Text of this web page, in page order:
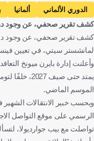
الدوري الألماني ألمانيا
إسبانيا
فنسنت كومباني
كشف تقرير صحفي، عن وجود دور
كشف تقرير صحفي، عن وجود دور
لمانشستر سيتي، في تعيين
وأعلنت إدارة بايرن ميونخ
يمتد حتى
الموسم الماضي.
وبحسب خبير الانتقالات
الرسمي على موقع التواصل
تواصلت مع بيب جوارديولا،